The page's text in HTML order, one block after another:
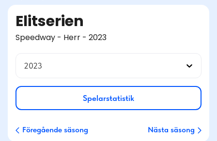
Elitserien
Speedway - Herr - 2023
2023
Spelarstatistik
Föregående säsong Nästa säsong